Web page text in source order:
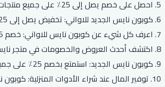
5. احصل على خصم يصل إلى 25٪ على جميع منتجات نايس للاواني
6. كوبون نايس الجديد للاواني: تخفيض يصل إلى 25٪ على جميع المنتجات
7. اعرف كل شيء عن كوبون نايس للاواني: خصم 25٪ على جميع المنتجات
8. اكتشف أحدث العروض والخصومات في متجر نايس للاواني
9. كوبون نايس الجديد: استمتع بخصم 25٪ على جميع المنتجات
10. توفير المال عند شراء الأدوات المنزلية: كوبون نايس للاواني يقدم خصماً يصل إلى 25٪.